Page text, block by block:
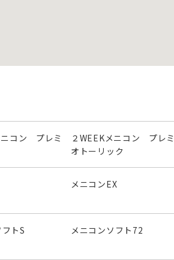
ニコン プレミ
２WEEKメニコン プレミ
オトーリック
メニコンEX
トS メニコンソフト72